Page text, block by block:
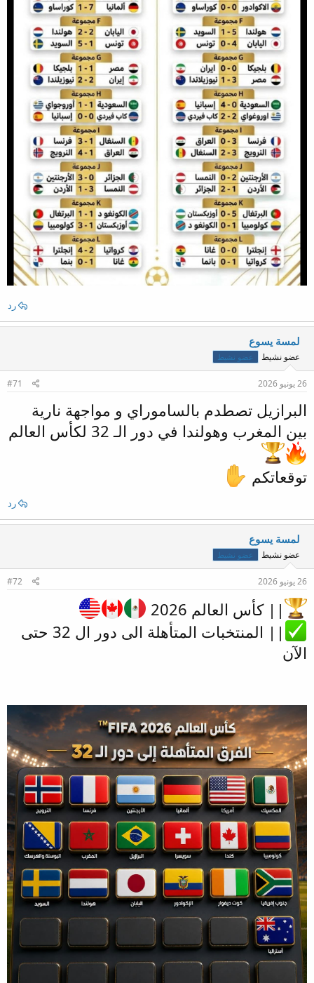
رد
لمسة يسوع
عضو نشيط عضو نشيط
26 يونيو 2026 #71
البرازيل تصطدم بالساموراي و مواجهة نارية
بين المغرب وهولندا في دور الـ 32 لكأس العالم
توقعاتكم
رد
لمسة يسوع
عضو نشيط عضو نشيط
26 يونيو 2026 #72
|| كأس العالم 2026
|| المنتخبات المتأهلة الى دور ال 32 حتى
الآن